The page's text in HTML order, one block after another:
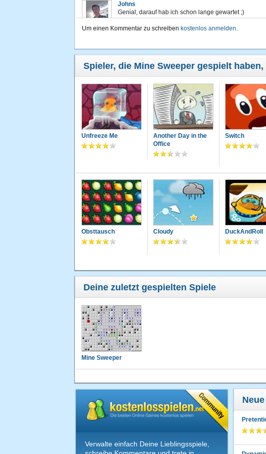
Johns
Genial, darauf hab ich schon lange gewartet ;)
mine sweeper!!! wie geil, das waren früher noch
Um einen Kommentar zu schreiben kostenlos anmelden.
Spieler, die Mine Sweeper gespielt
Unfreeze Me
Another Day in the
Office
Switch
Obsttausch Cloudy DuckAndRoll
Deine zuletzt gespielten Spiele
Mine Sweeper
Verwalte einfach Deine Lieblingsspiele,